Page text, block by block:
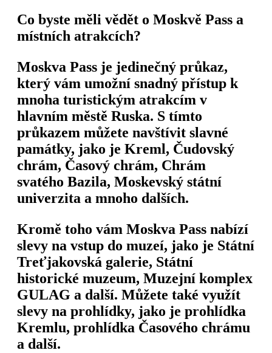
Co byste měli vědět o Moskvě Pass a
místních atrakcích?
Moskva Pass je jedinečný průkaz,
který vám umožní snadný přístup k
mnoha turistickým atrakcím v
hlavním městě Ruska. S tímto
průkazem můžete navštívit slavné
památky, jako je Kreml, Čudovský
chrám, Časový chrám, Chrám
svatého Bazila, Moskevský státní
univerzita a mnoho dalších.
Kromě toho vám Moskva Pass nabízí
slevy na vstup do muzeí, jako je Státní
Treťjakovská galerie, Státní
historické muzeum, Muzejní komplex
GULAG a další. Můžete také využít
slevy na prohlídky, jako je prohlídka
Kremlu, prohlídka Časového chrámu
a další.